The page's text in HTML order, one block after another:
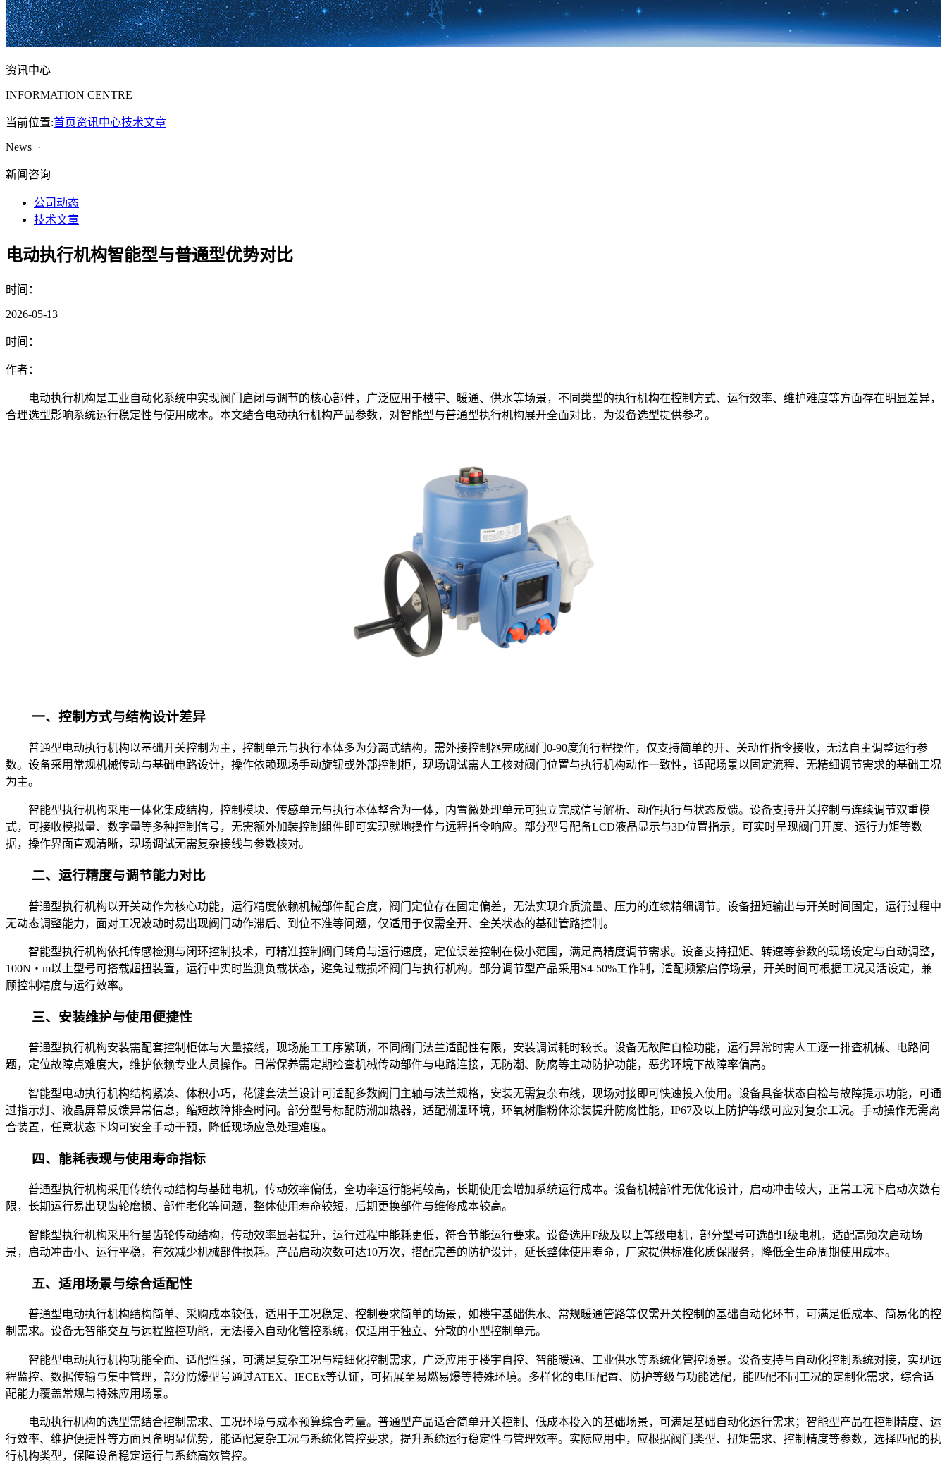
资讯中心
INFORMATION CENTRE
当前位置:首页资讯中心技术文章
News ·
新闻咨询
公司动态
技术文章
电动执行机构智能型与普通型优势对比
时间：
2026-05-13
时间：
作者：
电动执行机构是工业自动化系统中实现阀门启闭与调节的核心部件，广泛应用于楼宇、暖通、供水等场景，不同类型的执行机构在控制方式、运行效率、维护难度等方面存在明显差异，
合理选型影响系统运行稳定性与使用成本。本文结合电动执行机构产品参数，对智能型与普通型执行机构展开全面对比，为设备选型提供参考。
一、控制方式与结构设计差异
普通型电动执行机构以基础开关控制为主，控制单元与执行本体多为分离式结构，需外接控制器完成阀门0-90度角行程操作，仅支持简单的开、关动作指令接收，无法自主调整运行参
数。设备采用常规机械传动与基础电路设计，操作依赖现场手动旋钮或外部控制柜，现场调试需人工核对阀门位置与执行机构动作一致性，适配场景以固定流程、无精细调节需求的基础工况
为主。
智能型执行机构采用一体化集成结构，控制模块、传感单元与执行本体整合为一体，内置微处理单元可独立完成信号解析、动作执行与状态反馈。设备支持开关控制与连续调节双重模
式，可接收模拟量、数字量等多种控制信号，无需额外加装控制组件即可实现就地操作与远程指令响应。部分型号配备LCD液晶显示与3D位置指示，可实时呈现阀门开度、运行力矩等数
据，操作界面直观清晰，现场调试无需复杂接线与参数核对。
二、运行精度与调节能力对比
普通型执行机构以开关动作为核心功能，运行精度依赖机械部件配合度，阀门定位存在固定偏差，无法实现介质流量、压力的连续精细调节。设备扭矩输出与开关时间固定，运行过程中
无动态调整能力，面对工况波动时易出现阀门动作滞后、到位不准等问题，仅适用于仅需全开、全关状态的基础管路控制。
智能型执行机构依托传感检测与闭环控制技术，可精准控制阀门转角与运行速度，定位误差控制在极小范围，满足高精度调节需求。设备支持扭矩、转速等参数的现场设定与自动调整，
100N・m以上型号可搭载超扭装置，运行中实时监测负载状态，避免过载损坏阀门与执行机构。部分调节型产品采用S4-50%工作制，适配频繁启停场景，开关时间可根据工况灵活设定，兼
顾控制精度与运行效率。
三、安装维护与使用便捷性
普通型执行机构安装需配套控制柜体与大量接线，现场施工工序繁琐，不同阀门法兰适配性有限，安装调试耗时较长。设备无故障自检功能，运行异常时需人工逐一排查机械、电路问
题，定位故障点难度大，维护依赖专业人员操作。日常保养需定期检查机械传动部件与电路连接，无防潮、防腐等主动防护功能，恶劣环境下故障率偏高。
智能型电动执行机构结构紧凑、体积小巧，花键套法兰设计可适配多数阀门主轴与法兰规格，安装无需复杂布线，现场对接即可快速投入使用。设备具备状态自检与故障提示功能，可通
过指示灯、液晶屏幕反馈异常信息，缩短故障排查时间。部分型号标配防潮加热器，适配潮湿环境，环氧树脂粉体涂装提升防腐性能，IP67及以上防护等级可应对复杂工况。手动操作无需离
合装置，任意状态下均可安全手动干预，降低现场应急处理难度。
四、能耗表现与使用寿命指标
普通型执行机构采用传统传动结构与基础电机，传动效率偏低，全功率运行能耗较高，长期使用会增加系统运行成本。设备机械部件无优化设计，启动冲击较大，正常工况下启动次数有
限，长期运行易出现齿轮磨损、部件老化等问题，整体使用寿命较短，后期更换部件与维修成本较高。
智能型执行机构采用行星齿轮传动结构，传动效率显著提升，运行过程中能耗更低，符合节能运行要求。设备选用F级及以上等级电机，部分型号可选配H级电机，适配高频次启动场
景，启动冲击小、运行平稳，有效减少机械部件损耗。产品启动次数可达10万次，搭配完善的防护设计，延长整体使用寿命，厂家提供标准化质保服务，降低全生命周期使用成本。
五、适用场景与综合适配性
普通型电动执行机构结构简单、采购成本较低，适用于工况稳定、控制要求简单的场景，如楼宇基础供水、常规暖通管路等仅需开关控制的基础自动化环节，可满足低成本、简易化的控
制需求。设备无智能交互与远程监控功能，无法接入自动化管控系统，仅适用于独立、分散的小型控制单元。
智能型电动执行机构功能全面、适配性强，可满足复杂工况与精细化控制需求，广泛应用于楼宇自控、智能暖通、工业供水等系统化管控场景。设备支持与自动化控制系统对接，实现远
程监控、数据传输与集中管理，部分防爆型号通过ATEX、IECEx等认证，可拓展至易燃易爆等特殊环境。多样化的电压配置、防护等级与功能选配，能匹配不同工况的定制化需求，综合适
配能力覆盖常规与特殊应用场景。
电动执行机构的选型需结合控制需求、工况环境与成本预算综合考量。普通型产品适合简单开关控制、低成本投入的基础场景，可满足基础自动化运行需求；智能型产品在控制精度、运
行效率、维护便捷性等方面具备明显优势，能适配复杂工况与系统化管控要求，提升系统运行稳定性与管理效率。实际应用中，应根据阀门类型、扭矩需求、控制精度等参数，选择匹配的执
行机构类型，保障设备稳定运行与系统高效管控。